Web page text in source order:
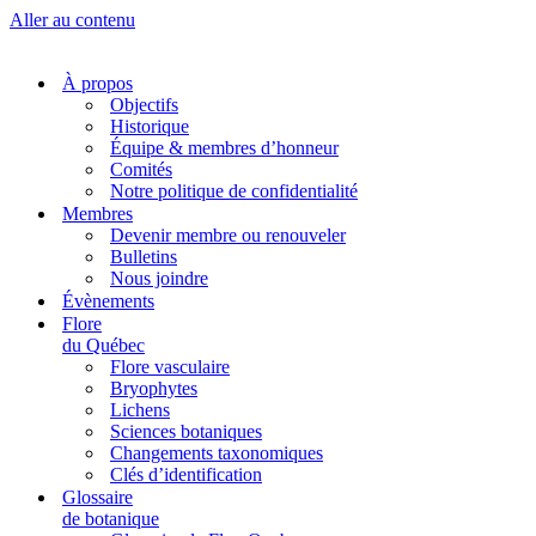
Aller au contenu
À propos
Objectifs
Historique
Équipe & membres d’honneur
Comités
Notre politique de confidentialité
Membres
Devenir membre ou renouveler
Bulletins
Nous joindre
Évènements
Flore
du Québec
Flore vasculaire
Bryophytes
Lichens
Sciences botaniques
Changements taxonomiques
Clés d’identification
Glossaire
de botanique